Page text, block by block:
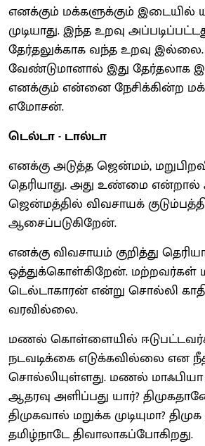
எனக்கும் மக்களுக்கும் இடையில்
முடியாது. இந்த உறவு
தேர்தலுக்காக வந்த உறவு
வேண்டுமானால் இது தேர்தலாக
எனக்கும் என்னை நேசிக்கின்ற
எமோசன்.
டெல்டா - டால்டா
எனக்கு அடுத்த ஜென்மம்,
தெரியாது. அது உண்மை என்றால்
ஜென்மத்தில் விவசாயக்
ஆசைப்படுகிறேன்.
எனக்கு விவசாயம் குறித்து
ஒத்துக்கொள்கிறேன். மற்றவர்கள்
டெல்டாகாரன் என்று சொல்லி
வரவில்லை.
மணல் கொள்ளையில்
நடவடிக்கை எடுக்கவில்லை என
சொல்லியுள்ளது. மணல் மாஃபியா
ஆதரவு அளிப்பது யார்?
திமுகவால் மறுக்க முடியுமா?
தமிழ்நாடே திவாலாகப்போகிறது.